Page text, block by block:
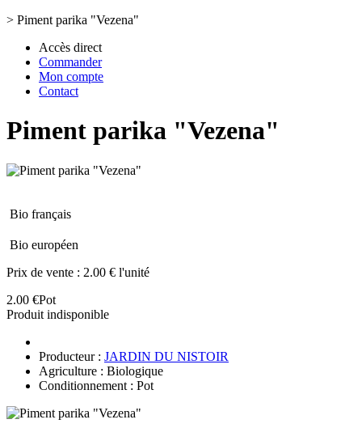
> Piment parika "Vezena"
Accès direct
Commander
Mon compte
Contact
Piment parika "Vezena"
Bio français
Bio européen
Prix de vente : 2.00 € l'unité
2.00 €Pot
Produit indisponible
Producteur : JARDIN DU NISTOIR
Agriculture : Biologique
Conditionnement : Pot